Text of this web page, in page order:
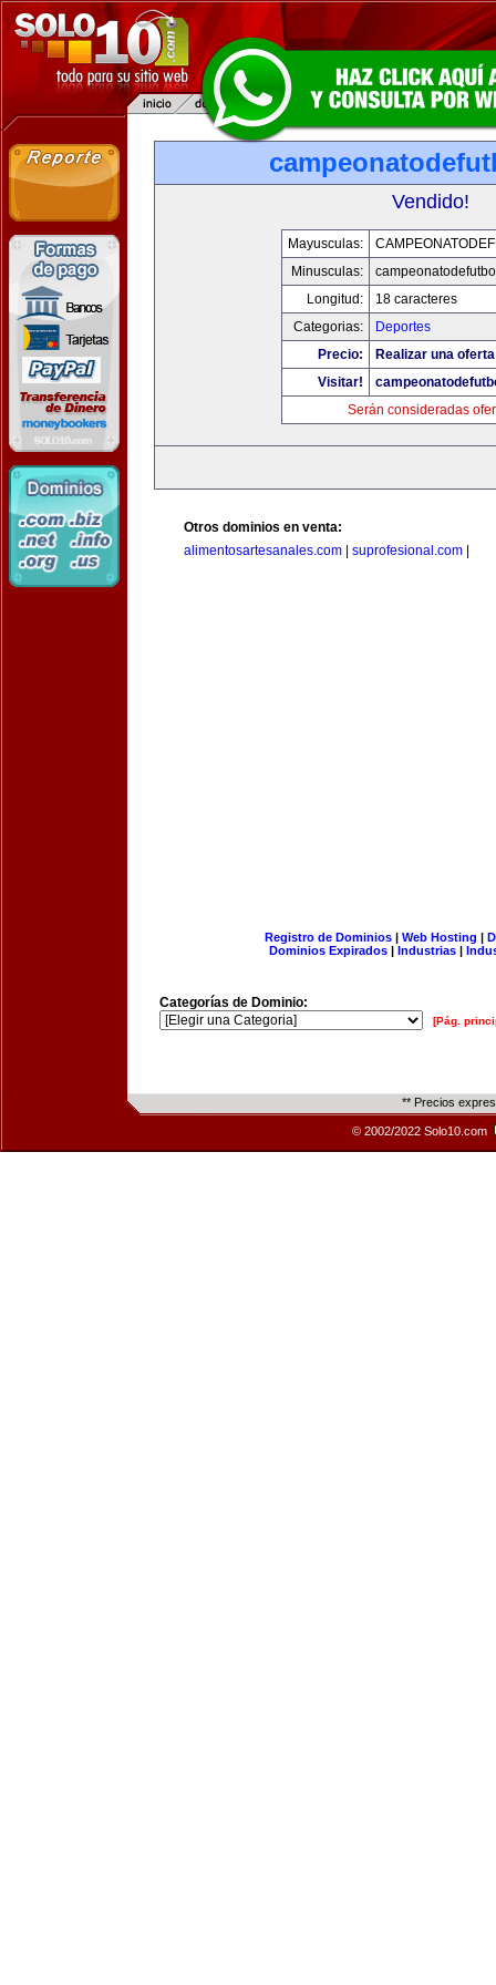
Vendido!
Mayusculas:
Minusculas:
Longitud:
18 caracteres
Categorias:
Deportes
Precio:
Realizar una
Visitar!
Serán consideradas
Otros dominios en venta:
alimentosartesanales.com
suprofesional.com
Registro de Dominios| Web Hosting |
Dominios Expirados | Industrias |
Categorías de Dominio:
[Pág.
** Precios
© 2002/2022 Solo10.com